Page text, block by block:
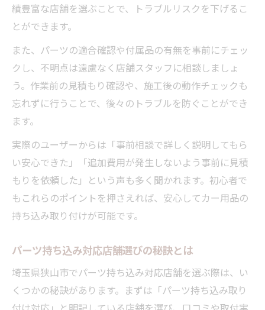
績豊富な店舗を選ぶことで、トラブルリスクを下げるこ
とができます。
また、パーツの適合確認や付属品の有無を事前にチェッ
クし、不明点は遠慮なく店舗スタッフに相談しましょ
う。作業前の見積もり確認や、施工後の動作チェックも
忘れずに行うことで、後々のトラブルを防ぐことができ
ます。
実際のユーザーからは「事前相談で詳しく説明してもら
い安心できた」「追加費用が発生しないよう事前に見積
もりを依頼した」という声も多く聞かれます。初心者で
もこれらのポイントを押さえれば、安心してカー用品の
持ち込み取り付けが可能です。
パーツ持ち込み対応店舗選びの秘訣とは
埼玉県狭山市でパーツ持ち込み対応店舗を選ぶ際は、い
くつかの秘訣があります。まずは「パーツ持ち込み取り